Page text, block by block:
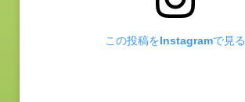
この投稿をInstagramで見る